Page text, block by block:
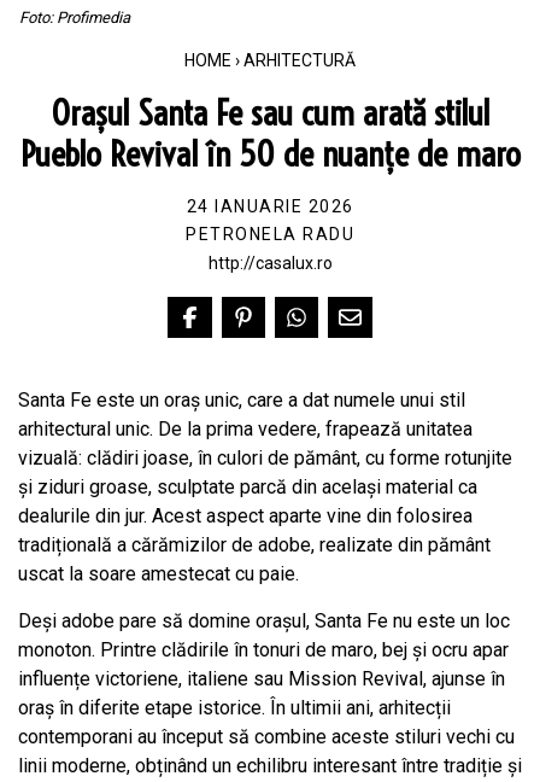
Foto: Profimedia
HOME ›ARHITECTURĂ
Orașul Santa Fe sau cum arată stilul
Pueblo Revival în 50 de nuanțe de maro
24 IANUARIE 2026
PETRONELA RADU
http://casalux.ro
Santa Fe este un oraș unic, care a dat numele unui stil
arhitectural unic. De la prima vedere, frapează unitatea
vizuală: clădiri joase, în culori de pământ, cu forme rotunjite
și ziduri groase, sculptate parcă din același material ca
dealurile din jur. Acest aspect aparte vine din folosirea
tradițională a cărămizilor de adobe, realizate din pământ
uscat la soare amestecat cu paie.
Deși adobe pare să domine orașul, Santa Fe nu este un loc
monoton. Printre clădirile în tonuri de maro, bej și ocru apar
influențe victoriene, italiene sau Mission Revival, ajunse în
oraș în diferite etape istorice. În ultimii ani, arhitecții
contemporani au început să combine aceste stiluri vechi cu
linii moderne, obținând un echilibru interesant între tradiție și